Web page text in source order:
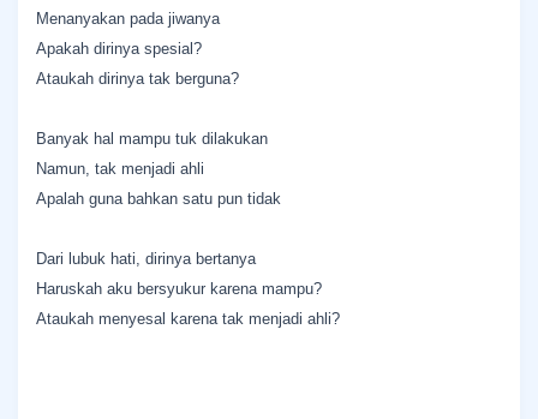
Menanyakan pada jiwanya
Apakah dirinya spesial?
Ataukah dirinya tak berguna?
Banyak hal mampu tuk dilakukan
Namun, tak menjadi ahli
Apalah guna bahkan satu pun tidak
Dari lubuk hati, dirinya bertanya
Haruskah aku bersyukur karena mampu?
Ataukah menyesal karena tak menjadi ahli?